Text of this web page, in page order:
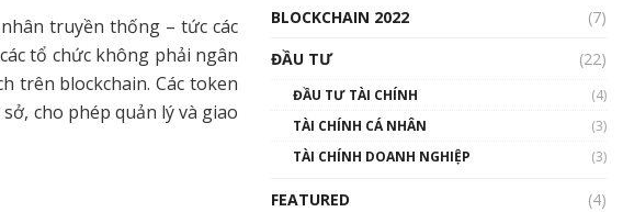
truyền thống – tức các
tổ chức không phải ngân
trên blockchain. Các token
cho phép quản lý và giao
uptrend trong năm 2023? |
Phổ cập Blockchain
00:02:14
Nhìn lại năm 2022: Những
BLOCKCHAIN 2022
(7)
ĐẦU TƯ
(22)
ĐẦU TƯ TÀI CHÍNH
(4)
TÀI CHÍNH CÁ NHÂN
(3)
TÀI CHÍNH DOANH NGHIỆP
(3)
FEATURED
(4)